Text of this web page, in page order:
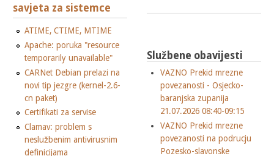
savjeta za sistemce
ATIME, CTIME, MTIME
Apache: poruka "resource
temporarily unavailable"
CARNet Debian prelazi na
novi tip jezgre (kernel-2.6-
cn paket)
Certifikati za servise
Clamav: problem s
neslužbenim antivirusnim
definicijama
Službene obavijesti
VAZNO Prekid mrezne
povezanosti - Osjecko-
baranjska zupanija
21.07.2026 08:40-09:15
VAZNO Prekid mrezne
povezanosti na podrucju
Pozesko-slavonske